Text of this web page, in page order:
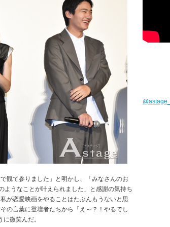
観て参りました」と明かし、「みなさんのお
ようなことが叶えられました」と感謝の気持ち
が恋愛映画をやることはたぶんもうないと思
の言葉に登壇者たちから「え～？！やるでし
微笑んだ。